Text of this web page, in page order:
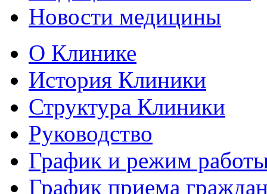
Новости медицины
О Клинике
История Клиники
Структура Клиники
Руководство
График и режим
График приема